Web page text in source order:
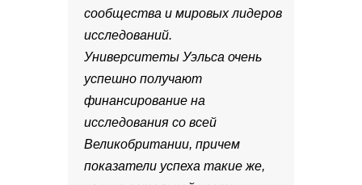
сообщества и мировых лидеров
исследований.
Университеты Уэльса очень
успешно получают
финансирование на
исследования со всей
Великобритании, причем
показатели успеха такие же,